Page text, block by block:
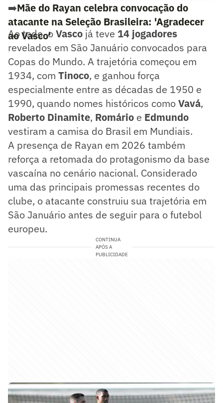
➡️Mãe do Rayan celebra convocação do
atacante na Seleção Brasileira: 'Agradecer
ao Vasco'
Ao todo, oVasco já teve 14 jogadores
revelados em São Januário convocados para
Copas do Mundo. A trajetória começou em
1934, com Tinoco, e ganhou força
especialmente entre as décadas de 1950 e
1990, quando nomes históricos comoVavá,
Roberto Dinamite, Romário e Edmundo
vestiram a camisa do Brasil em Mundiais.
A presença de Rayan em 2026 também
reforça a retomada do protagonismo da base
vascaína no cenário nacional. Considerado
uma das principais promessas recentes do
clube, o atacante construiu sua trajetória em
São Januário antes de seguir para o futebol
europeu.
CONTINUA
APÓS A
PUBLICIDADE